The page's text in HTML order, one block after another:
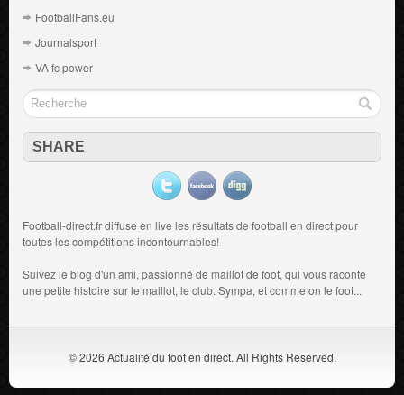
FootballFans.eu
Journalsport
VA fc power
SHARE
Football-direct.fr diffuse en live les résultats de football en directpour
toutes les compétitions incontournables!
Suivez le blog d'un ami, passionné de maillot de foot, qui vous raconte
une petite histoire sur le maillot, le club. Sympa, et comme on le foot...
© 2026 Actualité du foot en direct. All Rights Reserved.